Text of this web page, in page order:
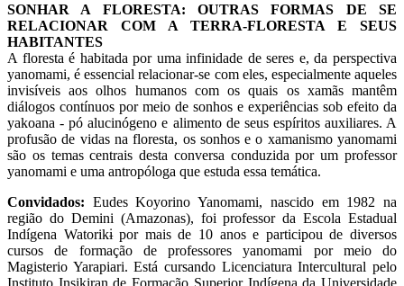
SONHAR A FLORESTA: OUTRAS FORMAS DE SE
RELACIONAR COM A TERRA-FLORESTA E SEUS
HABITANTES
A floresta é habitada por uma infinidade de seres e, da perspectiva
yanomami, é essencial relacionar-se com eles, especialmente aqueles
invisíveis aos olhos humanos com os quais os xamãs mantêm
diálogos contínuos por meio de sonhos e experiências sob efeito da
yakoana - pó alucinógeno e alimento de seus espíritos auxiliares. A
profusão de vidas na floresta, os sonhos e o xamanismo yanomami
são os temas centrais desta conversa conduzida por um professor
yanomami e uma antropóloga que estuda essa temática.
Convidados: Eudes Koyorino Yanomami, nascido em 1982 na
região do Demini (Amazonas), foi professor da Escola Estadual
Indígena Watorikɨ por mais de 10 anos e participou de diversos
cursos de formação de professores yanomami por meio do
Magisterio Yarapiari. Está cursando Licenciatura Intercultural pelo
Instituto Insikiran de Formação Superior Indígena da Universidade